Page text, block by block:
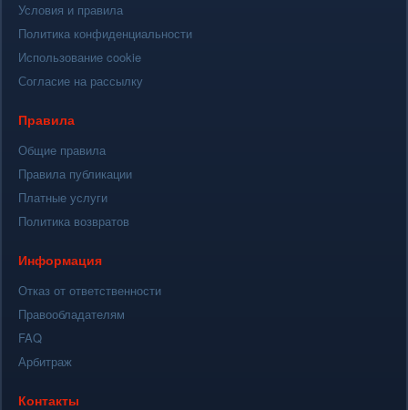
Условия и правила
Политика конфиденциальности
Использование cookie
Согласие на рассылку
Правила
Общие правила
Правила публикации
Платные услуги
Политика возвратов
Информация
Отказ от ответственности
Правообладателям
FAQ
Арбитраж
Контакты